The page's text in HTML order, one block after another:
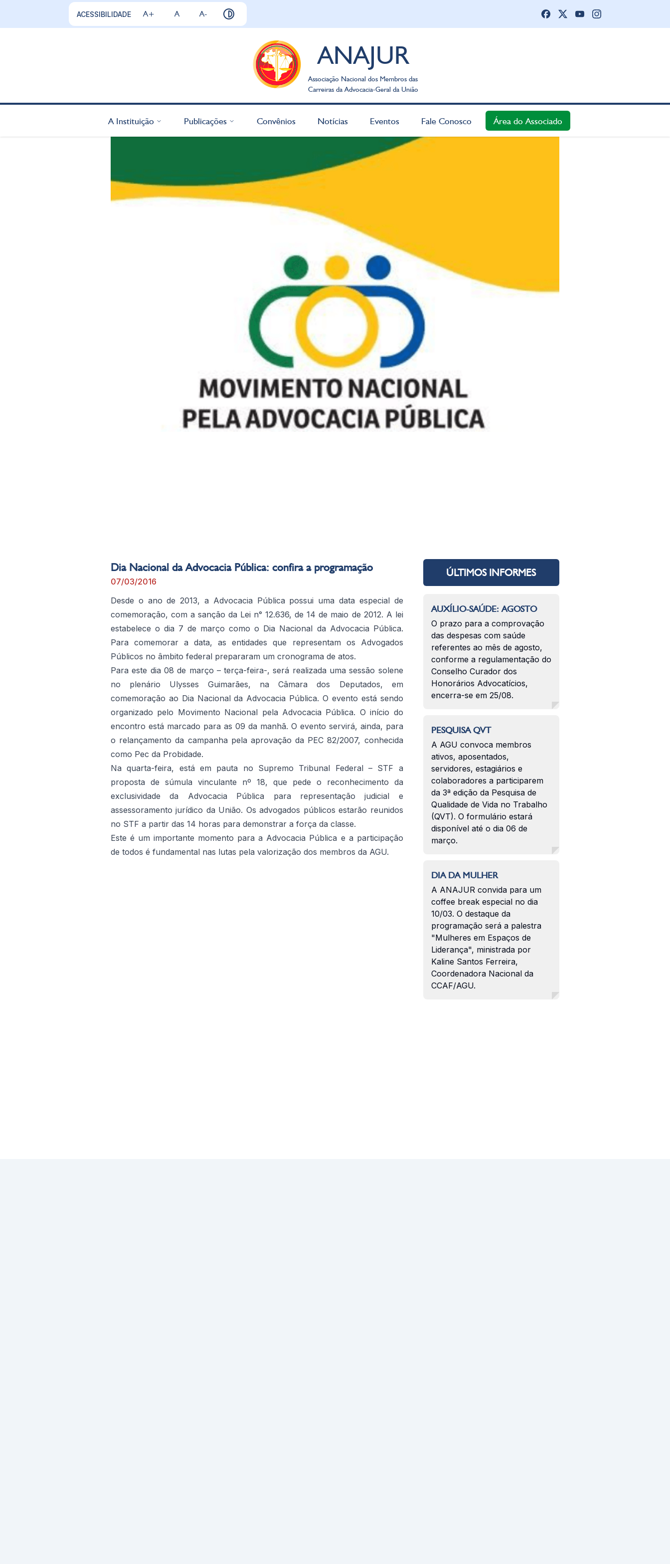
ACESSIBILIDADE A+ A A-
ANAJUR
Associação Nacional dos Membros das
Carreiras da Advocacia-Geral da União
A Instituição Publicações Convênios Notícias Eventos Fale Conosco Área do Associado
Dia Nacional da Advocacia Pública: confira a programação
07/03/2016
Desde o ano de 2013, a Advocacia Pública possui uma data especial de
comemoração, com a sanção da Lei n° 12.636, de 14 de maio de 2012. A lei
estabelece o dia 7 de março como o Dia Nacional da Advocacia Pública.
Para comemorar a data, as entidades que representam os Advogados
Públicos no âmbito federal prepararam um cronograma de atos.
Para este dia 08 de março – terça-feira-, será realizada uma sessão solene
no plenário Ulysses Guimarães, na Câmara dos Deputados, em
comemoração ao Dia Nacional da Advocacia Pública. O evento está sendo
organizado pelo Movimento Nacional pela Advocacia Pública. O início do
encontro está marcado para as 09 da manhã. O evento servirá, ainda, para
o relançamento da campanha pela aprovação da PEC 82/2007, conhecida
como Pec da Probidade.
Na quarta-feira, está em pauta no Supremo Tribunal Federal – STF a
proposta de súmula vinculante nº 18, que pede o reconhecimento da
exclusividade da Advocacia Pública para representação judicial e
assessoramento jurídico da União. Os advogados públicos estarão reunidos
no STF a partir das 14 horas para demonstrar a força da classe.
Este é um importante momento para a Advocacia Pública e a participação
de todos é fundamental nas lutas pela valorização dos membros da AGU.
ÚLTIMOS INFORMES
AUXÍLIO-SAÚDE: AGOSTO
O prazo para a comprovação
das despesas com saúde
referentes ao mês de agosto,
conforme a regulamentação do
Conselho Curador dos
Honorários Advocatícios,
encerra-se em 25/08.
PESQUISA QVT
A AGU convoca membros
ativos, aposentados,
servidores, estagiários e
colaboradores a participarem
da 3ª edição da Pesquisa de
Qualidade de Vida no Trabalho
(QVT). O formulário estará
disponível até o dia 06 de
março.
DIA DA MULHER
A ANAJUR convida para um
coffee break especial no dia
10/03. O destaque da
programação será a palestra
"Mulheres em Espaços de
Liderança", ministrada por
Kaline Santos Ferreira,
Coordenadora Nacional da
CCAF/AGU.